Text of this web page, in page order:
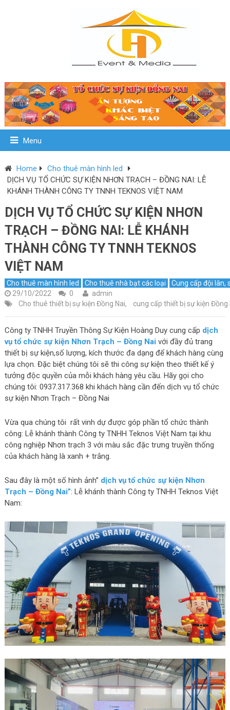
Menu
Home
Cho thuê màn hình led
DỊCH VỤ TỔ CHỨC SỰ KIỆN NHƠN TRẠCH – ĐỒNG NAI: LỄ
KHÁNH THÀNH CÔNG TY TNNH TEKNOS VIỆT NAM
DỊCH VỤ TỔ CHỨC SỰ KIỆN NHƠN
TRẠCH – ĐỒNG NAI: LỄ KHÁNH
THÀNH CÔNG TY TNNH TEKNOS
VIỆT NAM
Cho thuê màn hình led Cho thuê nhà bạt các loại
Cung cấp đội lân,
29/10/2022
0
admin
Cho thuê thiết bị sự kiện Đồng Nai, cung cấp thiết bị sự kiện Đồng
Công ty TNHH Truyền Thông Sự Kiện Hoàng Duy cung cấp dịch
vụ tổ chức sự kiện Nhơn Trạch – Đồng Nai với đầy đủ trang
thiết bị sự kiện,số lượng, kích thước đa dạng để khách hàng cùng
lựa chọn. Đặc biệt chúng tôi sẽ thi công sự kiện theo thiết kế ý
tưởng độc quyền của mỗi khách hàng yêu cầu. Hãy gọi cho
chúng tôi: 0937.317.368 khi khách hàng cần đến dịch vụ tổ chức
sự kiện Nhơn Trạch – Đồng Nai
Vừa qua chúng tôi rất vinh dự được góp phần tổ chức thành
công: Lễ khánh thành Công ty TNHH Teknos Việt Nam tại khu
công nghiệp Nhơn trạch 3 với màu sắc đặc trưng truyền thống
của khách hàng là xanh + trắng.
Sau đây là một số hình ảnh” dịch vụ tổ chức sự kiện Nhơn
Trạch – Đồng Nai”: Lễ khánh thành Công ty TNHH Teknos Việt
Nam: